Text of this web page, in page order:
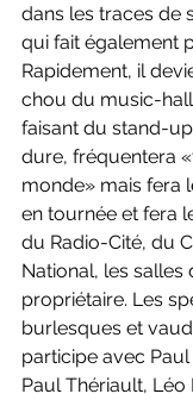
dans les traces de
qui fait également
Rapidement, il
chou du music-
faisant du stand-
dure, fréquentera
monde» mais fera
en tournée et fera
du Radio-Cité, du
National, les salles
propriétaire. Les
burlesques et
participe avec
Paul Thériault,